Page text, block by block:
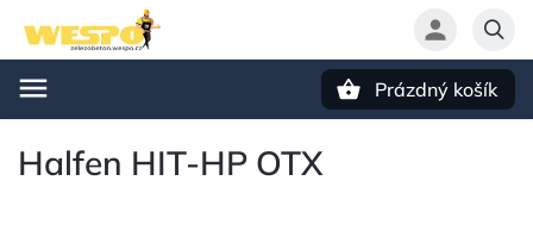
Prázdný košík
Halfen HIT-HP OTX